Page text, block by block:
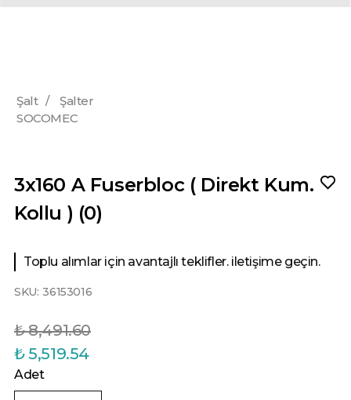
Şalt /
Şalter
SOCOMEC
3x160 A Fuserbloc ( Direkt Kum.
Kollu ) (0)
Toplu alımlar için avantajlı teklifler. iletişime geçin.
SKU: 36153016
₺ 8,491.60
₺ 5,519.54
Adet